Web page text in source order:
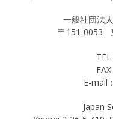
一般社団法
〒151-0053
バロー
E-mail：
Japan